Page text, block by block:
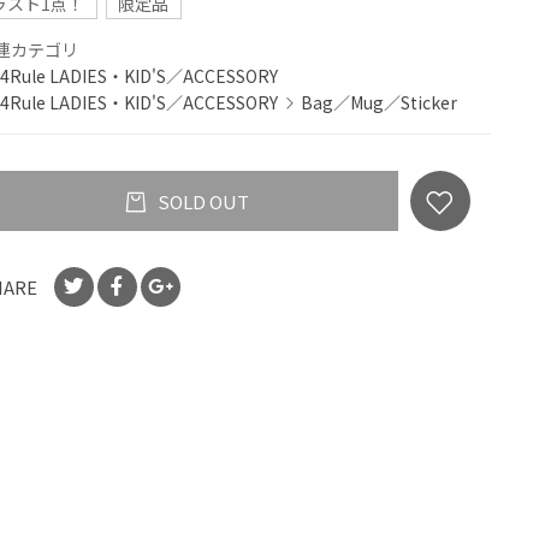
カテゴリ
4Rule LADIES・KID'S／ACCESSORY
4Rule LADIES・KID'S／ACCESSORY
Bag／Mug／Sticker
SOLD OUT